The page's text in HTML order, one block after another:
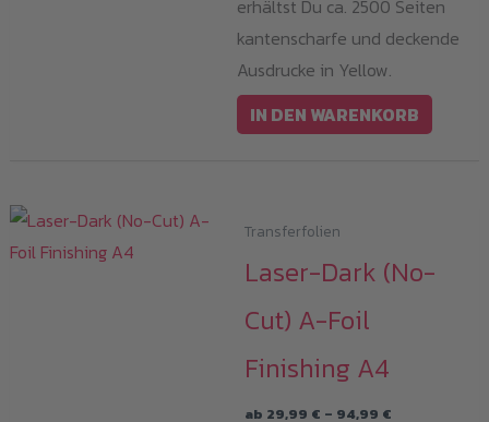
erhältst Du ca. 2500 Seiten
kantenscharfe und deckende
Ausdrucke in Yellow.
IN DEN WARENKORB
Transferfolien
Laser-Dark (No-
Cut) A-Foil
Finishing A4
ab 29,99 € – 94,99 €